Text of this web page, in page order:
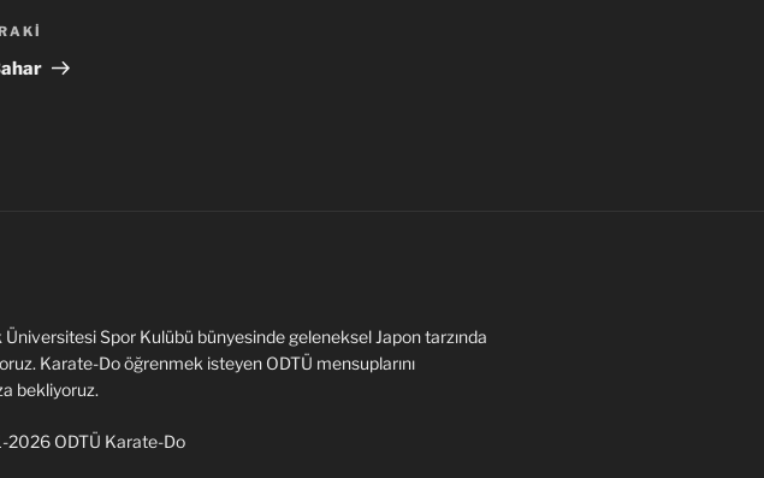
Yazı
Spor Kulübü bünyesinde geleneksel Japon tarzında
Karate-Do öğrenmek isteyen ODTÜ mensuplarını
bekliyoruz.
2026 ODTÜ Karate-Do